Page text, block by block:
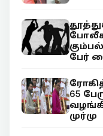
பேர்
65
முர்மு